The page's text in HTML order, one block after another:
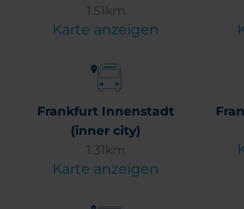
1.51km
Karte anzeigen
Frankfurt Innenstadt
(inner city)
1.31km
Karte anzeigen